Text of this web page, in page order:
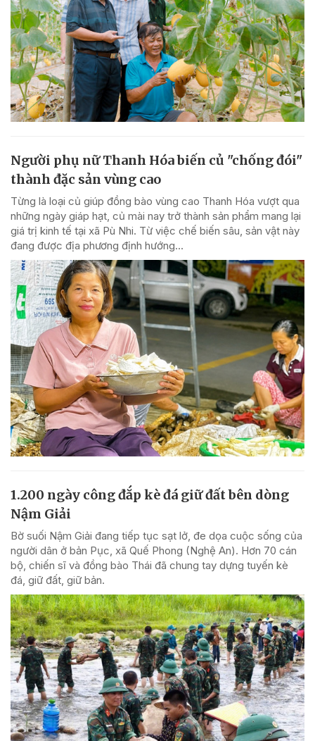
Người phụ nữ Thanh Hóa biến củ "chống đói"
thành đặc sản vùng cao
Từng là loại củ giúp đồng bào vùng cao Thanh Hóa vượt qua
những ngày giáp hạt, củ mài nay trở thành sản phẩm mang lại
giá trị kinh tế tại xã Pù Nhi. Từ việc chế biến sâu, sản vật này
đang được địa phương định hướng...
1.200 ngày công đắp kè đá giữ đất bên dòng
Nậm Giải
Bờ suối Nậm Giải đang tiếp tục sạt lở, đe dọa cuộc sống của
người dân ở bản Pục, xã Quế Phong (Nghệ An). Hơn 70 cán
bộ, chiến sĩ và đồng bào Thái đã chung tay dựng tuyến kè
đá, giữ đất, giữ bản.